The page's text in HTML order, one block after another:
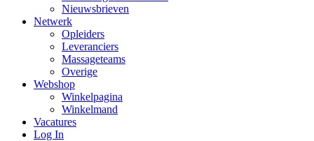
Nieuwsbrieven
Netwerk
Opleiders
Leveranciers
Massageteams
Overige
Webshop
Winkelpagina
Winkelmand
Vacatures
Log In